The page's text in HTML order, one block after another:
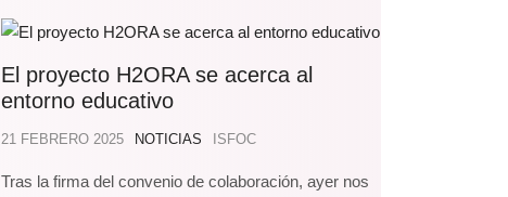
El proyecto H2ORA se acerca al
entorno educativo
21 FEBRERO 2025 NOTICIAS ISFOC
Tras la firma del convenio de colaboración, ayer nos